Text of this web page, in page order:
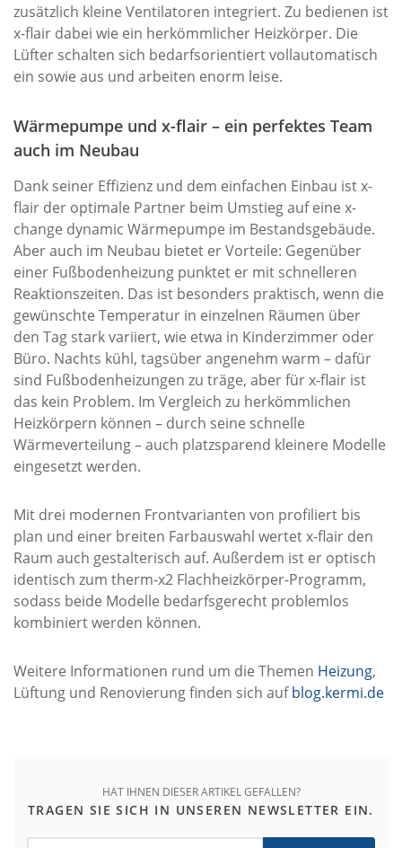
zusätzlich kleine Ventilatoren integriert. Zu bedienen ist
x-flair dabei wie ein herkömmlicher Heizkörper. Die
Lüfter schalten sich bedarfsorientiert vollautomatisch
ein sowie aus und arbeiten enorm leise.
Wärmepumpe und x-flair – ein perfektes Team
auch im Neubau
Dank seiner Effizienz und dem einfachen Einbau ist x-
flair der optimale Partner beim Umstieg auf eine x-
change dynamic Wärmepumpe im Bestandsgebäude.
Aber auch im Neubau bietet er Vorteile: Gegenüber
einer Fußbodenheizung punktet er mit schnelleren
Reaktionszeiten. Das ist besonders praktisch, wenn die
gewünschte Temperatur in einzelnen Räumen über
den Tag stark variiert, wie etwa in Kinderzimmer oder
Büro. Nachts kühl, tagsüber angenehm warm – dafür
sind Fußbodenheizungen zu träge, aber für x-flair ist
das kein Problem. Im Vergleich zu herkömmlichen
Heizkörpern können – durch seine schnelle
Wärmeverteilung – auch platzsparend kleinere Modelle
eingesetzt werden.
Mit drei modernen Frontvarianten von profiliert bis
plan und einer breiten Farbauswahl wertet x-flair den
Raum auch gestalterisch auf. Außerdem ist er optisch
identisch zum therm-x2 Flachheizkörper-Programm,
sodass beide Modelle bedarfsgerecht problemlos
kombiniert werden können.
Weitere Informationen rund um die Themen Heizung,
Lüftung und Renovierung finden sich aufblog.kermi.de
HAT IHNEN DIESER ARTIKEL GEFALLEN?
TRAGEN SIE SICH IN UNSEREN NEWSLETTER EIN.